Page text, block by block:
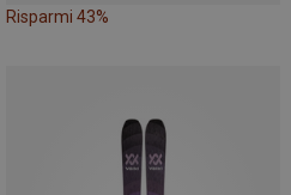
Risparmi 43%